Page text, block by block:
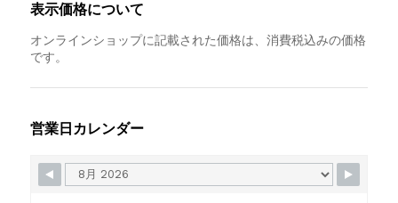
表示価格について
オンラインショップに記載された価格は、消費税込みの価格
です。
営業日カレンダー